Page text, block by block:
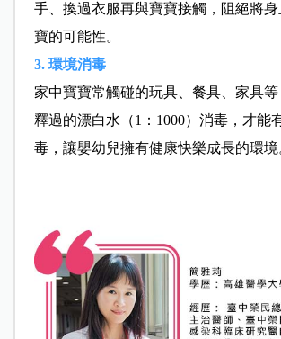
手、換過衣服再與寶寶接觸，阻絕將
寶的可能性。
3. 環境消毒
家中寶寶常觸碰的玩具、餐具、家具
釋過的漂白水（1：1000）消毒，才能
毒，讓嬰幼兒擁有健康快樂成長的環境